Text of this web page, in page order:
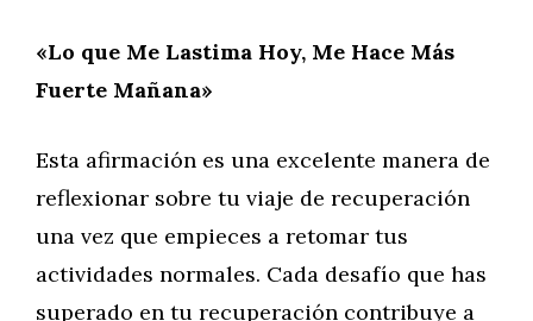
«Lo que Me Lastima Hoy, Me Hace Más
Fuerte Mañana»
Esta afirmación es una excelente manera de
reflexionar sobre tu viaje de recuperación
una vez que empieces a retomar tus
actividades normales. Cada desafío que has
superado en tu recuperación contribuye a